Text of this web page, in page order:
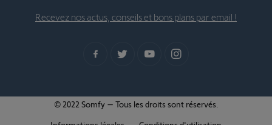
Recevez nos actus, conseils et bons plans par email !
© 2022 Somfy – Tous les droits sont réservés.